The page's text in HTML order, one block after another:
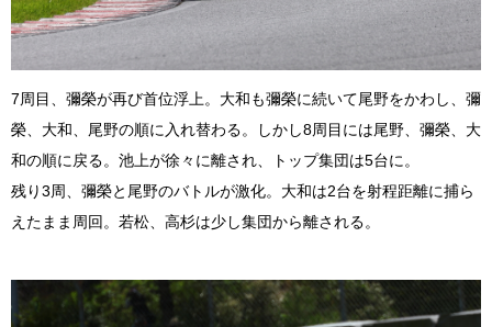
7周目、彌榮が再び首位浮上。大和も彌榮に続いて尾野をかわし、彌
榮、大和、尾野の順に入れ替わる。しかし8周目には尾野、彌榮、大
和の順に戻る。池上が徐々に離され、トップ集団は5台に。
残り3周、彌榮と尾野のバトルが激化。大和は2台を射程距離に捕ら
えたまま周回。若松、高杉は少し集団から離される。